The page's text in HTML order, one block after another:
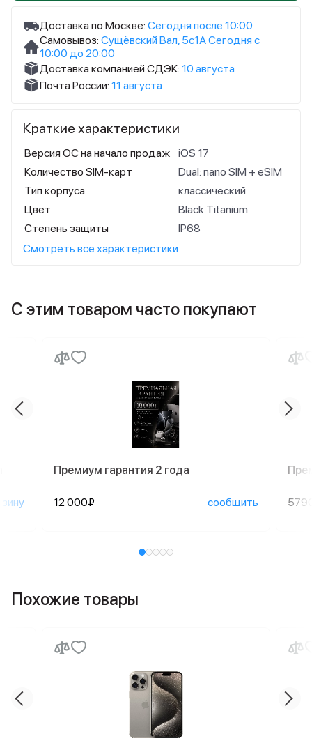
Доставка по Москве: Сегодня после 10:00
Самовывоз: Сущёвский Вал, 5с1АСегодня с
10:00 до 20:00
Доставка компанией СДЭК: 10 августа
Почта России: 11 августа
Краткие характеристики
Версия ОС на начало продаж
iOS 17
Количество SIM-карт
Dual: nano SIM + eSIM
Тип корпуса
классический
Цвет
Black Titanium
Степень защиты
IP68
Смотреть все характеристики
С этим товаром часто покупают
Премиум гарантия 2 года
12 000₽ сообщить
Похожие товары